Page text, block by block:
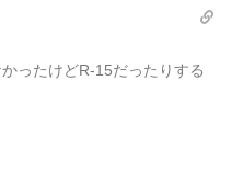
ったけどR-15だったりする